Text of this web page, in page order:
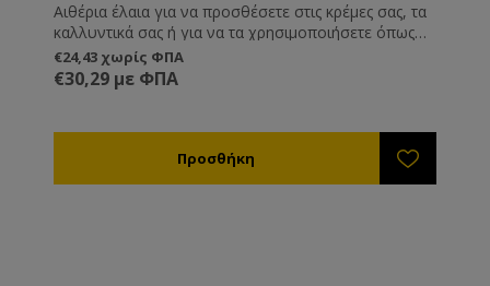
Αιθέρια έλαια για να προσθέσετε στις κρέμες σας, τα
καλλυντικά σας ή για να τα χρησιμοποιήσετε όπως
εσείς επιθυμείτε.
€24,43 χωρίς ΦΠΑ
€30,29 με ΦΠΑ